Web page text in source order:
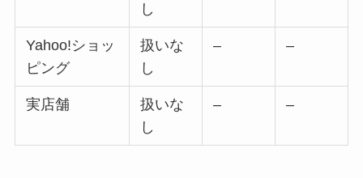
し
Yahoo!ショッ
ピング
扱いな
し
– –
実店舗
扱いな
し
– –